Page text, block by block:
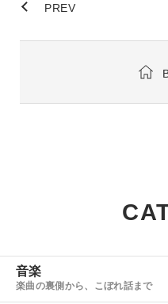
PREV
音楽
楽曲の裏側から、こぼれ話まで